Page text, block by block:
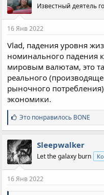
Известный деятель
16 Янв 2022
Vlad, падения уровня
номинального падения
мировым валютам, это
реального
рыночного
экономики.
С
и
м
п
а
т
и
:
Это понравилось BONE
Sleepwalker
Let the galaxy burn
16 Янв 2022